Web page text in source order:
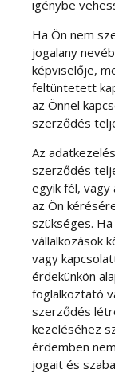
igénybe
Ha Ön nem
jogalany
képviselője,
feltüntetett
az Önnel
szerződés
Az
szerződés
egyik fél,
az Ön
szükséges.
vállalkozások
vagy
érdekünkön
foglalkoztató
szerződés
kezeléséhez
érdemben
jogait és